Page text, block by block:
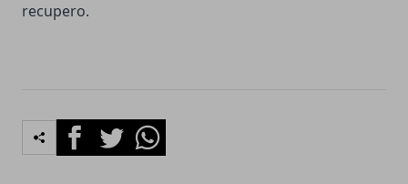
recupero.
FacebookTwitterWhatsapp